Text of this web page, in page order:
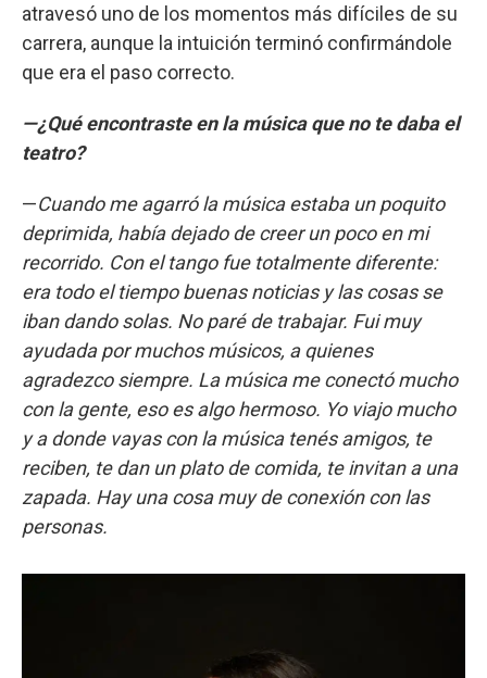
atravesó uno de los momentos más difíciles de su
carrera, aunque la intuición terminó confirmándole
que era el paso correcto.
—¿Qué encontraste en la música que no te daba el
teatro?
—Cuando me agarró la música estaba un poquito
deprimida, había dejado de creer un poco en mi
recorrido. Con el tango fue totalmente diferente:
era todo el tiempo buenas noticias y las cosas se
iban dando solas. No paré de trabajar. Fui muy
ayudada por muchos músicos, a quienes
agradezco siempre. La música me conectó mucho
con la gente, eso es algo hermoso. Yo viajo mucho
y a donde vayas con la música tenés amigos, te
reciben, te dan un plato de comida, te invitan a una
zapada. Hay una cosa muy de conexión con las
personas.